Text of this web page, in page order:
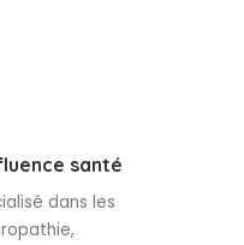
santé
dans les